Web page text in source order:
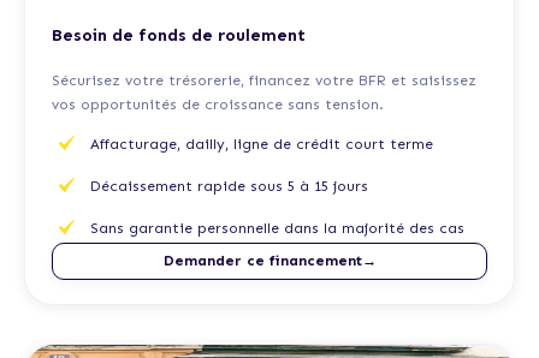
Besoin de fonds de roulement
Sécurisez votre trésorerie, financez votre BFR et saisissez
vos opportunités de croissance sans tension.
Affacturage, dailly, ligne de crédit court terme
Décaissement rapide sous 5 à 15 jours
Sans garantie personnelle dans la majorité des cas
Demander ce financement→